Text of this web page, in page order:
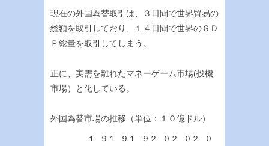
現在の外国為替取引は、３日間で世界貿易の
総額を取引しており、１４日間で世界のＧＤ
Ｐ総量を取引してしまう。
正に、実需を離れたマネーゲーム市場(投機
市場）と化している。
外国為替市場の推移（単位：１０億ドル）
１９ １９ １９ ２０ ２０ ２０